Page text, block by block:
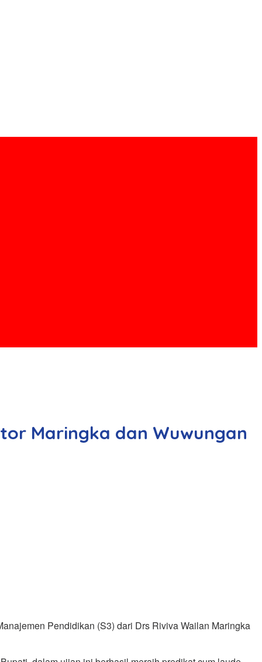
Maringka dan Wuwungan
Pendidikan (S3) dari Drs Riviva Wailan Maringka